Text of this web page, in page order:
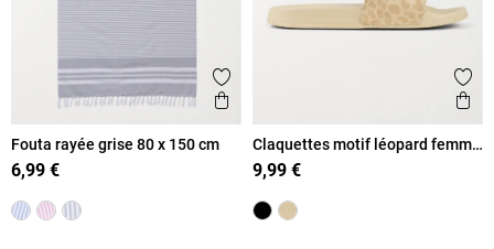
Ajouter aux favoris
Aperçu rapide
Fouta rayée grise 80 x 150 cm
6,99 €
Claquettes motif léopard femme
(36-42)
9,99 €